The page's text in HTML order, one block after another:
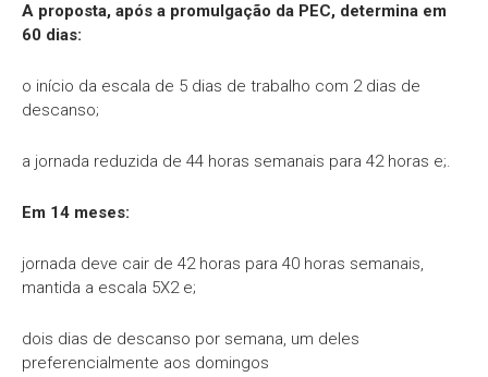
A proposta, após a promulgação da PEC, determina em
60 dias:
o início da escala de 5 dias de trabalho com 2 dias de
descanso;
a jornada reduzida de 44 horas semanais para 42 horas e;.
Em 14 meses:
jornada deve cair de 42 horas para 40 horas semanais,
mantida a escala 5X2 e;
dois dias de descanso por semana, um deles
preferencialmente aos domingos